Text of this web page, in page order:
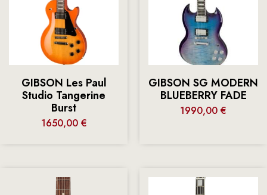
GIBSON Les Paul
Studio Tangerine
Burst
1650,00 €
GIBSON SG MODERN
BLUEBERRY FADE
1990,00 €